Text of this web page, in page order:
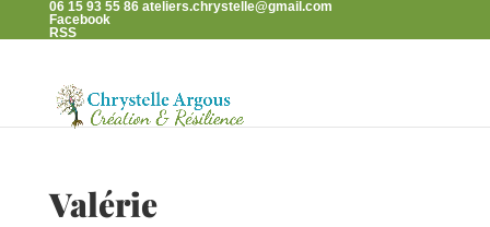
06 15 93 55 86 ateliers.chrystelle@gmail.com
Facebook
RSS
Valérie